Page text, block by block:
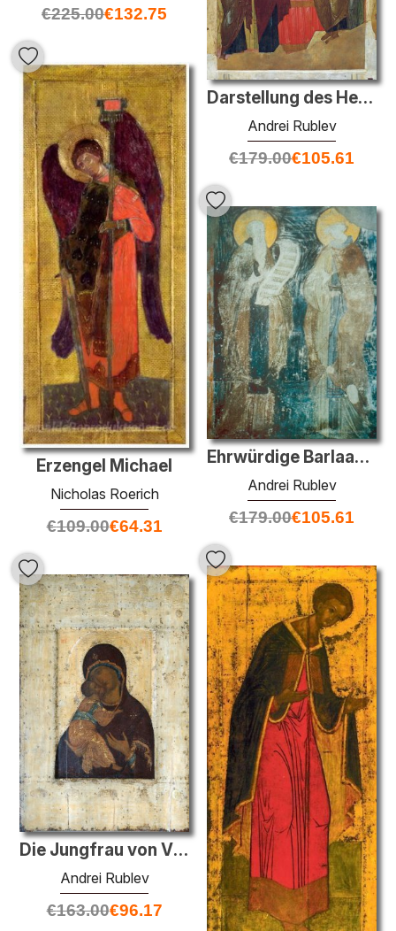
€225.00€132.75
Darstellung des Herrn
Andrei Rublev
€179.00€105.61
Erzengel Michael
Nicholas Roerich
€109.00€64.31
Ehrwürdige Barlaam und sein Schüler Prinz Josaphat
Andrei Rublev
€179.00€105.61
Die Jungfrau von Vladimir
Andrei Rublev
€163.00€96.17